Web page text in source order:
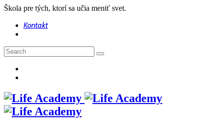
Škola pre tých, ktorí sa učia meniť svet.
Kontakt